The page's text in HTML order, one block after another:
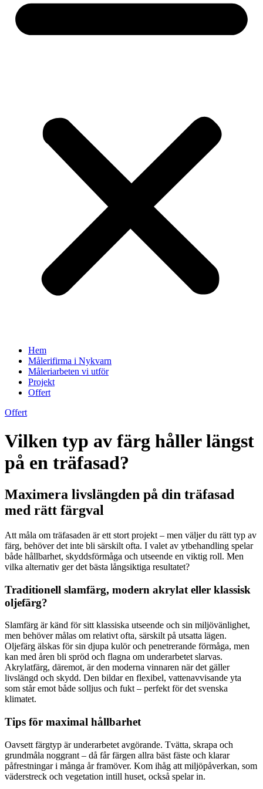
Hem
Målerifirma i Nykvarn
Måleriarbeten vi utför
Projekt
Offert
Offert
Vilken typ av färg håller längst
på en träfasad?
Maximera livslängden på din träfasad
med rätt färgval
Att måla om träfasaden är ett stort projekt – men väljer du rätt typ av
färg, behöver det inte bli särskilt ofta. I valet av ytbehandling spelar
både hållbarhet, skyddsförmåga och utseende en viktig roll. Men
vilka alternativ ger det bästa långsiktiga resultatet?
Traditionell slamfärg, modern akrylat eller klassisk
oljefärg?
Slamfärg är känd för sitt klassiska utseende och sin miljövänlighet,
men behöver målas om relativt ofta, särskilt på utsatta lägen.
Oljefärg älskas för sin djupa kulör och penetrerande förmåga, men
kan med åren bli spröd och flagna om underarbetet slarvas.
Akrylatfärg, däremot, är den moderna vinnaren när det gäller
livslängd och skydd. Den bildar en flexibel, vattenavvisande yta
som står emot både solljus och fukt – perfekt för det svenska
klimatet.
Tips för maximal hållbarhet
Oavsett färgtyp är underarbetet avgörande. Tvätta, skrapa och
grundmåla noggrant – då får färgen allra bäst fäste och klarar
påfrestningar i många år framöver. Kom ihåg att miljöpåverkan, som
väderstreck och vegetation intill huset, också spelar in.